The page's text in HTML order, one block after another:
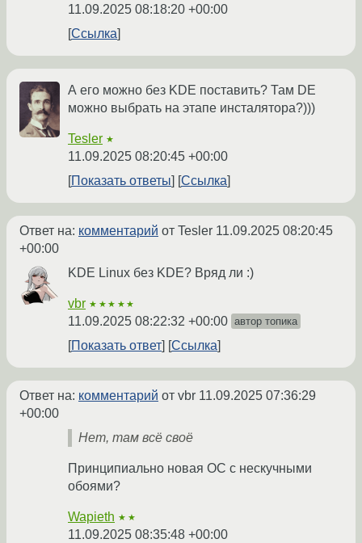
11.09.2025 08:18:20 +00:00
Ссылка
А его можно без KDE поставить? Там DE
можно выбрать на этапе инсталятора?)))
Tesler ★
11.09.2025 08:20:45 +00:00
Показать ответы
Ссылка
Ответ на: комментарий от Tesler 11.09.2025 08:20:45
+00:00
KDE Linux без KDE? Вряд ли :)
vbr ★★★★★
11.09.2025 08:22:32 +00:00 автор топика
Показать ответ Ссылка
Ответ на: комментарий от vbr 11.09.2025 07:36:29
+00:00
Нет, там всё своё
Принципиально новая ОС с нескучными
обоями?
Wapieth ★★
11.09.2025 08:35:48 +00:00